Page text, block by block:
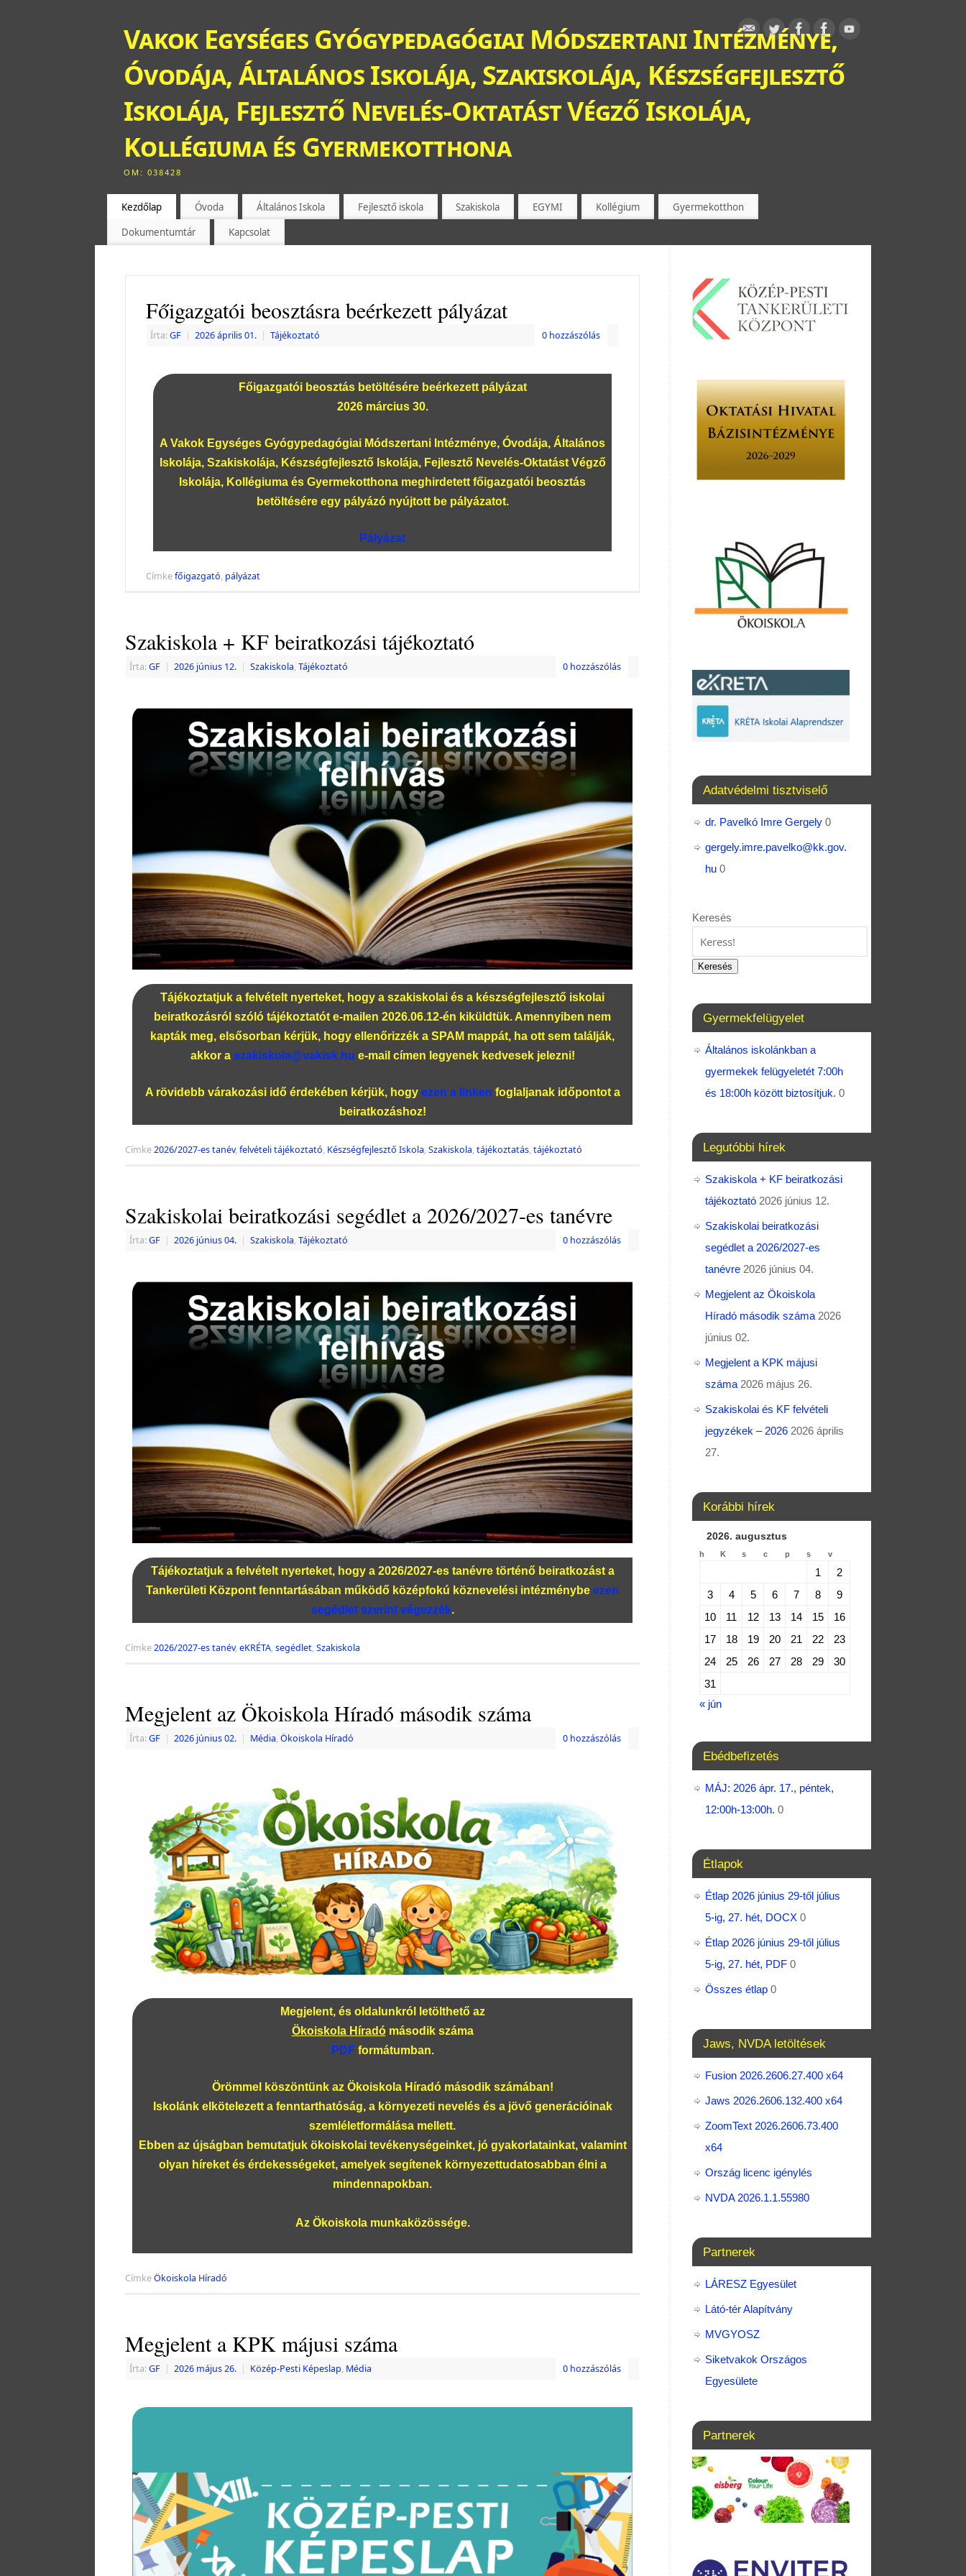
Vakok Egységes Gyógypedagógiai Módszertani Intézménye,
Óvodája, Általános Iskolája, Szakiskolája, Készségfejlesztő
Iskolája, Fejlesztő Nevelés-Oktatást Végző Iskolája,
Kollégiuma és Gyermekotthona
OM: 038428
Kezdőlap Óvoda Általános Iskola Fejlesztő iskola Szakiskola EGYMI Kollégium
Gyermekotthon
Dokumentumtár
Kapcsolat
Főigazgatói beosztásra beérkezett pályázat
Írta:GF | 2026 április 01. | Tájékoztató 0 hozzászólás
Főigazgatói beosztás betöltésére beérkezett pályázat
2026 március 30.
A Vakok Egységes Gyógypedagógiai Módszertani Intézménye, Óvodája, Általános
Iskolája, Szakiskolája, Készségfejlesztő Iskolája, Fejlesztő Nevelés-Oktatást Végző
Iskolája, Kollégiuma és Gyermekotthona meghirdetett főigazgatói beosztás
betöltésére egy pályázó nyújtott be pályázatot.
Pályázat
Címkefőigazgató, pályázat
Szakiskola + KF beiratkozási tájékoztató
Írta:GF | 2026 június 12. | Szakiskola, Tájékoztató 0 hozzászólás
Tájékoztatjuk a felvételt nyerteket, hogy a szakiskolai és a készségfejlesztő iskolai
beiratkozásról szóló tájékoztatót e-mailen 2026.06.12-én kiküldtük. Amennyiben nem
kapták meg, elsősorban kérjük, hogy ellenőrizzék a SPAM mappát, ha ott sem találják,
akkor a szakiskola@vakisk.hu e-mail címen legyenek kedvesek jelezni!
A rövidebb várakozási idő érdekében kérjük, hogy ezen a linken foglaljanak időpontot a
beiratkozáshoz!
Címke2026/2027-es tanév,felvételi tájékoztató, Készségfejlesztő Iskola,Szakiskola,tájékoztatás,tájékoztató
Szakiskolai beiratkozási segédlet a 2026/2027-es tanévre
Írta:GF | 2026 június 04. | Szakiskola, Tájékoztató 0 hozzászólás
Tájékoztatjuk a felvételt nyerteket, hogy a 2026/2027-es tanévre történő beiratkozást a
Tankerületi Központ fenntartásában működő középfokú köznevelési intézménybe ezen
segédlet szerint végezzék.
Címke2026/2027-es tanév,eKRÉTA,segédlet,Szakiskola
Megjelent az Ökoiskola Híradó második száma
Írta:GF | 2026 június 02. | Média, Ökoiskola Híradó 0 hozzászólás
Megjelent, és oldalunkról letölthető az
Ökoiskola Híradómásodik száma
PDFformátumban.
Örömmel köszöntünk az Ökoiskola Híradó második számában!
Iskolánk elkötelezett a fenntarthatóság, a környezeti nevelés és a jövő generációinak
szemléletformálása mellett.
Ebben az újságban bemutatjuk ökoiskolai tevékenységeinket, jó gyakorlatainkat, valamint
olyan híreket és érdekességeket, amelyek segítenek környezettudatosabban élni a
mindennapokban.
Az Ökoiskola munkaközössége.
CímkeÖkoiskola Híradó
Megjelent a KPK májusi száma
Írta:GF | 2026 május 26. | Közép-Pesti Képeslap, Média 0 hozzászólás
Adatvédelmi tisztviselő
dr. Pavelkó Imre Gergely 0
gergely.imre.pavelko@kk.gov.
hu 0
Keresés
Keresés
Gyermekfelügyelet
Általános iskolánkban a
gyermekek felügyeletét 7:00h
és 18:00h között biztosítjuk. 0
Legutóbbi hírek
Szakiskola + KF beiratkozási
tájékoztató 2026 június 12.
Szakiskolai beiratkozási
segédlet a 2026/2027-es
tanévre 2026 június 04.
Megjelent az Ökoiskola
Híradó második száma 2026
június 02.
Megjelent a KPK májusi
száma 2026 május 26.
Szakiskolai és KF felvételi
jegyzékek – 2026 2026 április
27.
Korábbi hírek
2026. augusztus
h K s c p s v
1
2
3
4 5 6 7 8
9
10
11 12 13 14 15
16
17
18 19 20 21 22
23
24
25 26 27 28 29
30
31
« jún
Ebédbefizetés
MÁJ: 2026 ápr. 17., péntek,
12:00h-13:00h. 0
Étlapok
Étlap 2026 június 29-től július
5-ig, 27. hét, DOCX 0
Étlap 2026 június 29-től július
5-ig, 27. hét, PDF 0
Összes étlap 0
Jaws, NVDA letöltések
Fusion 2026.2606.27.400 x64
Jaws 2026.2606.132.400 x64
ZoomText 2026.2606.73.400​
x64
Ország licenc igénylés
NVDA 2026.1.1.55980
Partnerek
LÁRESZ Egyesület
Látó-tér Alapítvány
MVGYOSZ
Siketvakok Országos
Egyesülete
Partnerek